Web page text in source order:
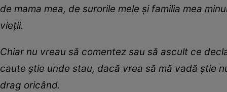
de mama mea, de surorile mele și familia mea
vieții.
Chiar nu vreau să comentez sau să ascult ce
caute știe unde stau, dacă vrea să mă vadă știe
drag oricând.